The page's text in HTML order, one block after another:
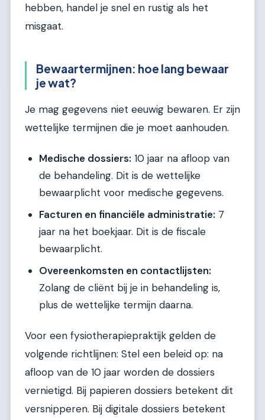
hebben, handel je snel en rustig als het
misgaat.
Bewaartermijnen: hoe lang bewaar
je wat?
Je mag gegevens niet eeuwig bewaren. Er zijn
wettelijke termijnen die je moet aanhouden.
Medische dossiers: 10 jaar na afloop van
de behandeling. Dit is de wettelijke
bewaarplicht voor medische gegevens.
Facturen en financiële administratie: 7
jaar na het boekjaar. Dit is de fiscale
bewaarplicht.
Overeenkomsten en contactlijsten:
Zolang de cliënt bij je in behandeling is,
plus de wettelijke termijn daarna.
Voor een fysiotherapiepraktijk gelden de
volgende richtlijnen: Stel een beleid op: na
afloop van de 10 jaar worden de dossiers
vernietigd. Bij papieren dossiers betekent dit
versnipperen. Bij digitale dossiers betekent